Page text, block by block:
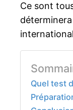
Ce sont
Quel test